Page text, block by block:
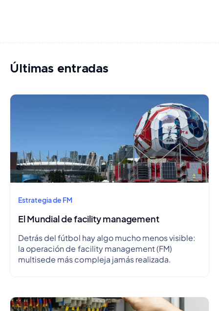
Últimas entradas
Estrategia de FM
El Mundial de facility management
Detrás del fútbol hay algo mucho menos visible:
la operación de facility management (FM)
multisede más compleja jamás realizada.